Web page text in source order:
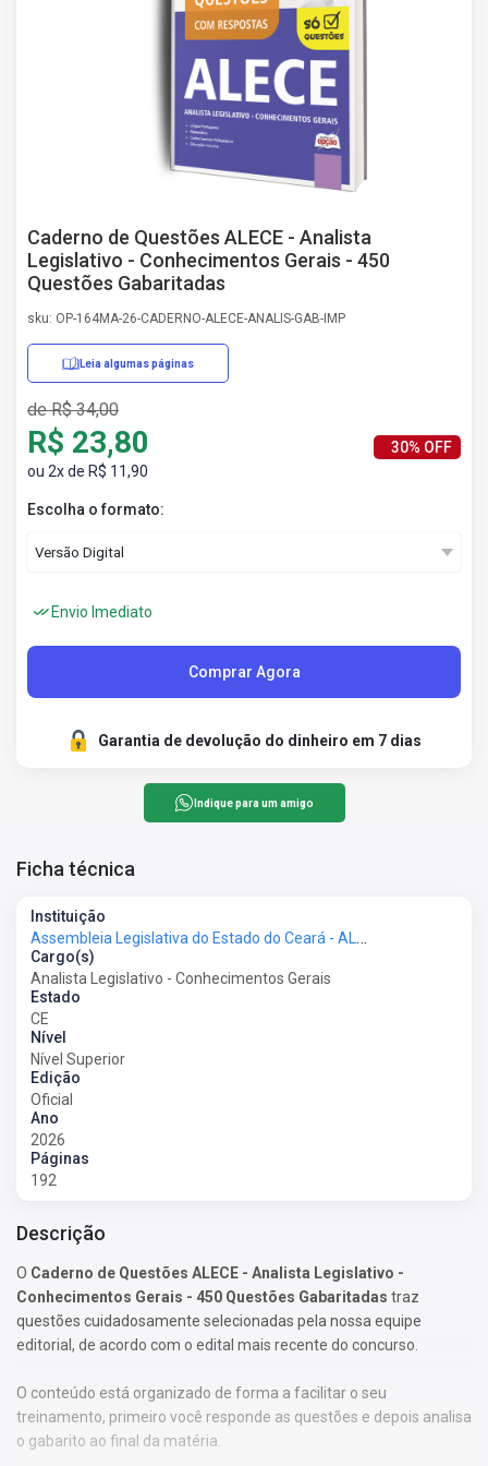
Caderno de Questões ALECE - Analista
Legislativo - Conhecimentos Gerais - 450
Questões Gabaritadas
sku: OP-164MA-26-CADERNO-ALECE-ANALIS-GAB-IMP
Leia algumas páginas
de R$ 34,00
R$ 23,80
ou 2x de R$ 11,90
30% OFF
Escolha o formato:
Envio Imediato
Comprar Agora
Garantia de devolução do dinheiro em 7 dias
Indique para um amigo
Ficha técnica
Instituição
Assembleia Legislativa do Estado do Ceará - ALECE
Cargo(s)
Analista Legislativo - Conhecimentos Gerais
Estado
CE
Nível
Nível Superior
Edição
Oficial
Ano
2026
Páginas
192
Descrição
O Caderno de Questões ALECE - Analista Legislativo -
Conhecimentos Gerais - 450 Questões Gabaritadas traz
questões cuidadosamente selecionadas pela nossa equipe
editorial, de acordo com o edital mais recente do concurso.
O conteúdo está organizado de forma a facilitar o seu
treinamento, primeiro você responde as questões e depois analisa
o gabarito ao final da matéria.